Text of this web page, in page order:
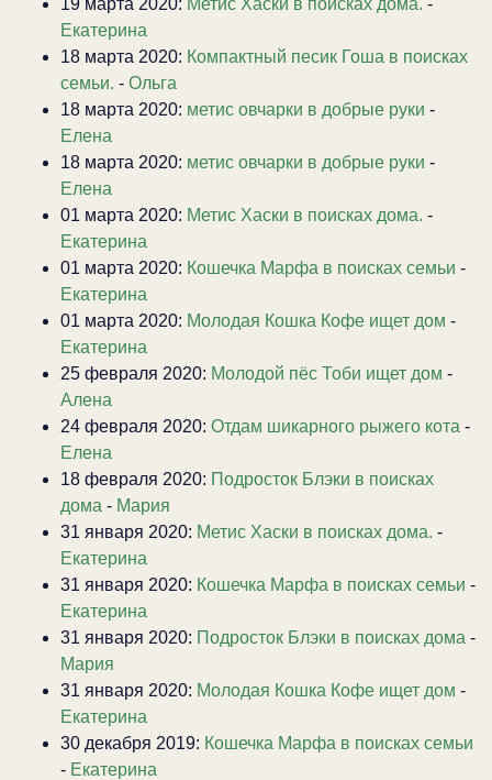
19 марта 2020: Метис Хаски в поисках дома. -
Екатерина
18 марта 2020: Компактный песик Гоша в поисках
семьи. - Ольга
18 марта 2020: метис овчарки в добрые руки -
Елена
18 марта 2020: метис овчарки в добрые руки -
Елена
01 марта 2020: Метис Хаски в поисках дома. -
Екатерина
01 марта 2020: Кошечка Марфа в поисках семьи -
Екатерина
01 марта 2020: Молодая Кошка Кофе ищет дом -
Екатерина
25 февраля 2020: Молодой пёс Тоби ищет дом -
Алена
24 февраля 2020: Отдам шикарного рыжего кота -
Елена
18 февраля 2020: Подросток Блэки в поисках
дома - Мария
31 января 2020: Метис Хаски в поисках дома. -
Екатерина
31 января 2020: Кошечка Марфа в поисках семьи -
Екатерина
31 января 2020: Подросток Блэки в поисках дома -
Мария
31 января 2020: Молодая Кошка Кофе ищет дом -
Екатерина
30 декабря 2019: Кошечка Марфа в поисках семьи
- Екатерина